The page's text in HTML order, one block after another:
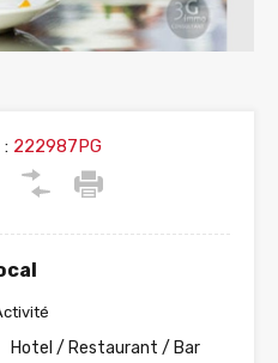
: 222987PG
Hotel / Restaurant / Bar